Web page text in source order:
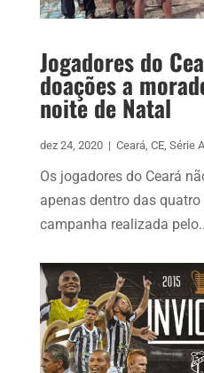
Jogadores do
doações a
noite de Natal
dez 24, 2020 | Ceará, CE, Série A
Os jogadores do Ceará
apenas dentro das
campanha realizada